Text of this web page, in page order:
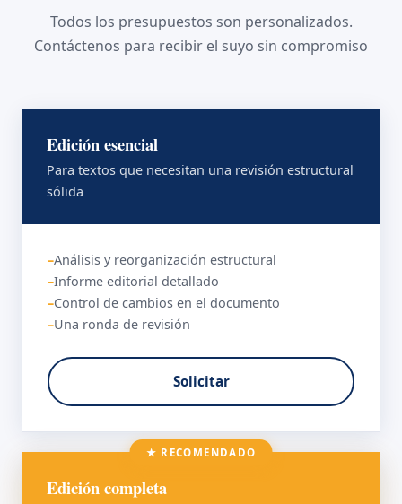
Todos los presupuestos son personalizados.
Contáctenos para recibir el suyo sin compromiso
Edición esencial
Para textos que necesitan una revisión estructural
sólida
Análisis y reorganización estructural
Informe editorial detallado
Control de cambios en el documento
Una ronda de revisión
Solicitar
★ RECOMENDADO
Edición completa